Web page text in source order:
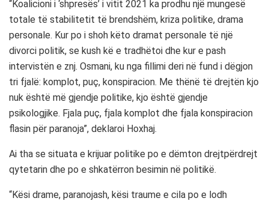
“Koalicioni i ‘shpresës’ i vitit 2021 ka prodhu një mungesë
totale të stabilitetit të brendshëm, kriza politike, drama
personale. Kur po i shoh këto dramat personale të një
divorci politik, se kush kë e tradhëtoi dhe kur e pash
intervistën e znj. Osmani, ku nga fillimi deri në fund i dëgjon
tri fjalë: komplot, puç, konspiracion. Me thënë të drejtën kjo
nuk është më gjendje politike, kjo është gjendje
psikologjike. Fjala puç, fjala komplot dhe fjala konspiracion
flasin për paranoja”, deklaroi Hoxhaj.
Ai tha se situata e krijuar politike po e dëmton drejtpërdrejt
qytetarin dhe po e shkatërron besimin në politikë.
“Kësi drame, paranojash, kësi traume e cila po e lodh